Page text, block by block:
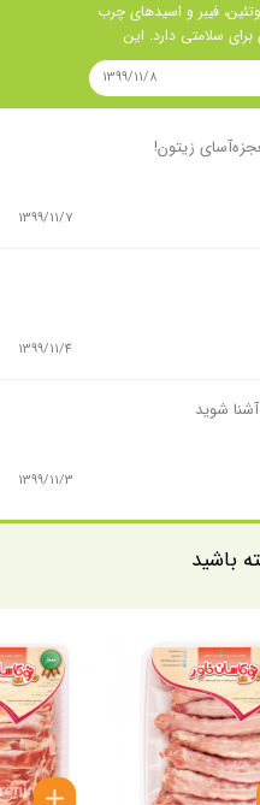
فیبر و اسیدهای چرب
برای سلامتی دارد. این
1399/11/8
زیتون!
1399/11/7
1399/11/4
شوید
1399/11/3
باشید